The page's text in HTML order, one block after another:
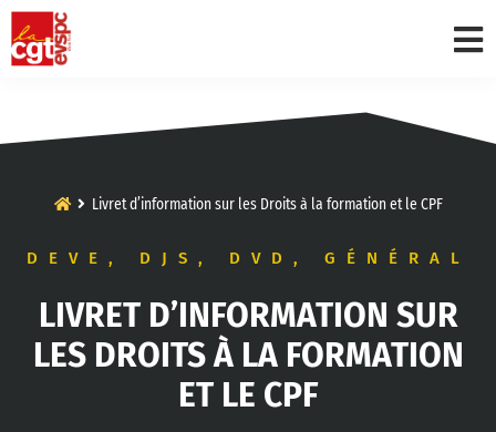
Livret d’information sur les Droits à la formation et le CPF
DEVE , DJS , DVD , GÉNÉRAL
LIVRET D’INFORMATION SUR
LES DROITS À LA FORMATION
ET LE CPF